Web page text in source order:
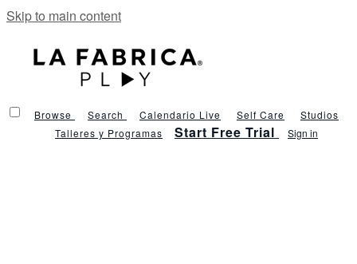
Skip to main content
Browse Search Calendario Live Self Care
Studios
Talleres y Programas
Start Free Trial Sign in